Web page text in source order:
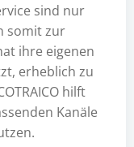
sind nur
somit zur
ihre eigenen
erheblich zu
hilft
Kanäle